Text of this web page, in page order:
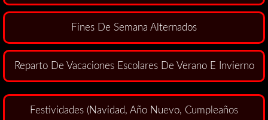
Fines De Semana Alternados
Reparto De Vacaciones Escolares De Verano E Invierno
Festividades (Navidad, Año Nuevo, Cumpleaños